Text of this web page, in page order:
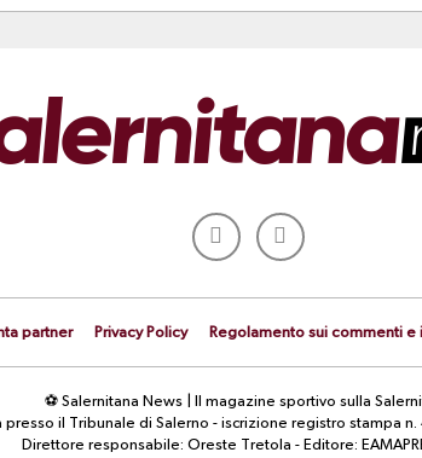
partner Privacy Policy Regolamento sui commenti e
⚽ Salernitana News | Il magazine sportivo sulla
presso il Tribunale di Salerno - iscrizione registro
Direttore responsabile: Oreste Tretola - Editore: